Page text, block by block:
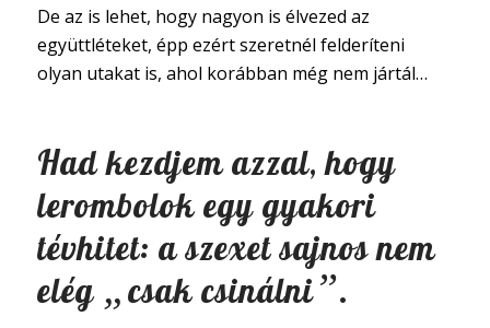
De az is lehet, hogy nagyon is élvezed az
együttléteket, épp ezért szeretnél felderíteni
olyan utakat is, ahol korábban még nem jártál…
Had kezdjem azzal, hogy
lerombolok egy gyakori
tévhitet: a szexet sajnos nem
elég „csak csinálni”.